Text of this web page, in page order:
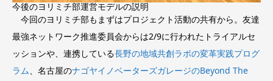
今後のヨリミチ部運営モデルの説明
今回のヨリミチ部もまずはプロジェクト活動の共有から。友達
最強ネットワーク推進委員会からは2/9に行われたトライアルセ
ッションや、連携している長野の地域共創ラボの変革実践プログ
ラム、名古屋のナゴヤイノベーターズガレージのBeyond The